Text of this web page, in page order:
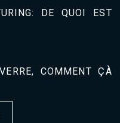
DE QUOI EST
COMMENT ÇÀ